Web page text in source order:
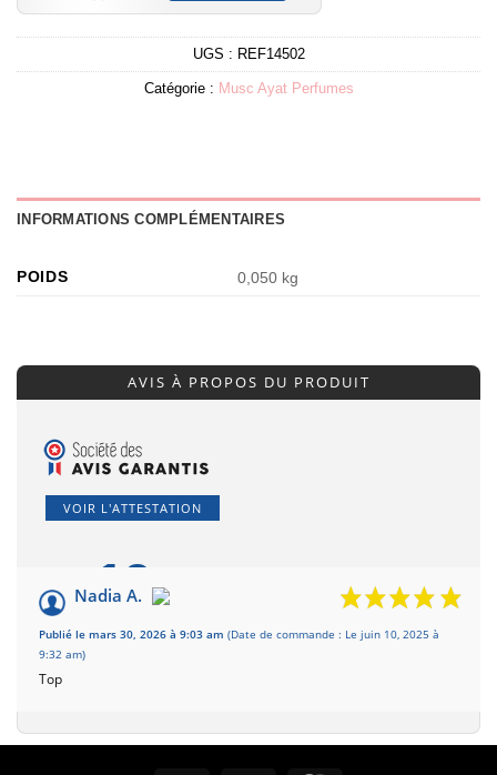
UGS : REF14502
Catégorie : Musc Ayat Perfumes
INFORMATIONS COMPLÉMENTAIRES
POIDS 0,050 kg
AVIS À PROPOS DU PRODUIT
VOIR L'ATTESTATION
10/10
Basé sur 1 avis
Nadia A.
Publié le mars 30, 2026 à 9:03 am (Date de commande : Le juin 10, 2025 à
9:32 am)
Top